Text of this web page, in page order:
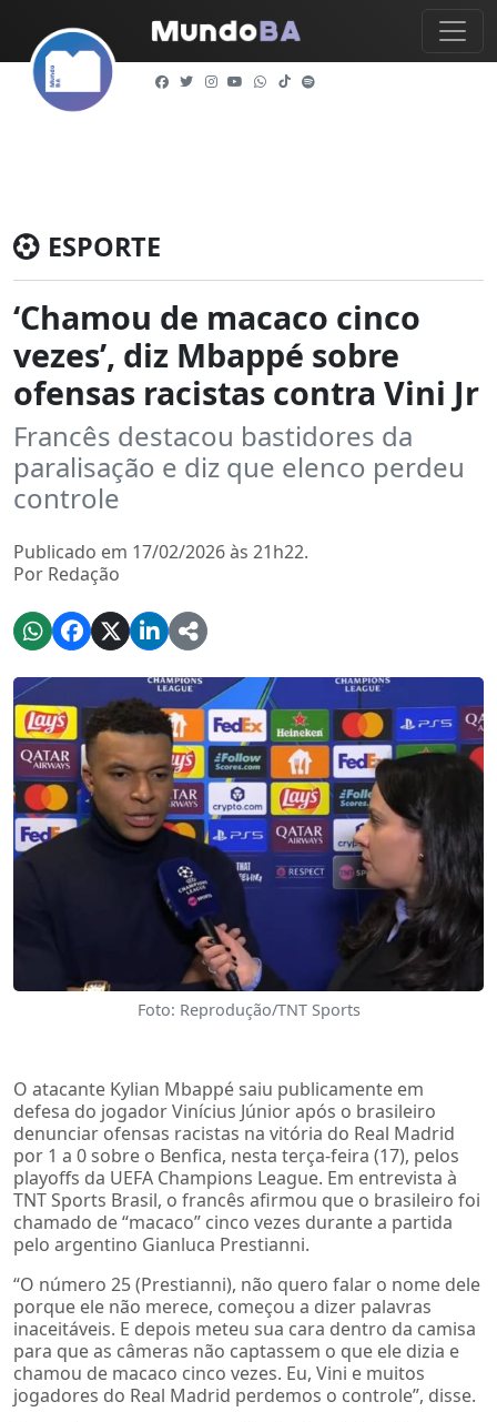
ESPORTE
‘Chamou de macaco cinco
vezes’, diz Mbappé sobre
ofensas racistas contra Vini Jr
Francês destacou bastidores da
paralisação e diz que elenco perdeu
controle
Publicado em 17/02/2026 às 21h22.
Por Redação
Foto: Reprodução/TNT Sports
O atacante Kylian Mbappé saiu publicamente em
defesa do jogador Vinícius Júnior após o brasileiro
denunciar ofensas racistas na vitória do Real Madrid
por 1 a 0 sobre o Benfica, nesta terça-feira (17), pelos
playoffs da UEFA Champions League. Em entrevista à
TNT Sports Brasil, o francês afirmou que o brasileiro foi
chamado de “macaco” cinco vezes durante a partida
pelo argentino Gianluca Prestianni.
“O número 25 (Prestianni), não quero falar o nome dele
porque ele não merece, começou a dizer palavras
inaceitáveis. E depois meteu sua cara dentro da camisa
para que as câmeras não captassem o que ele dizia e
chamou de macaco cinco vezes. Eu, Vini e muitos
jogadores do Real Madrid perdemos o controle”, disse.